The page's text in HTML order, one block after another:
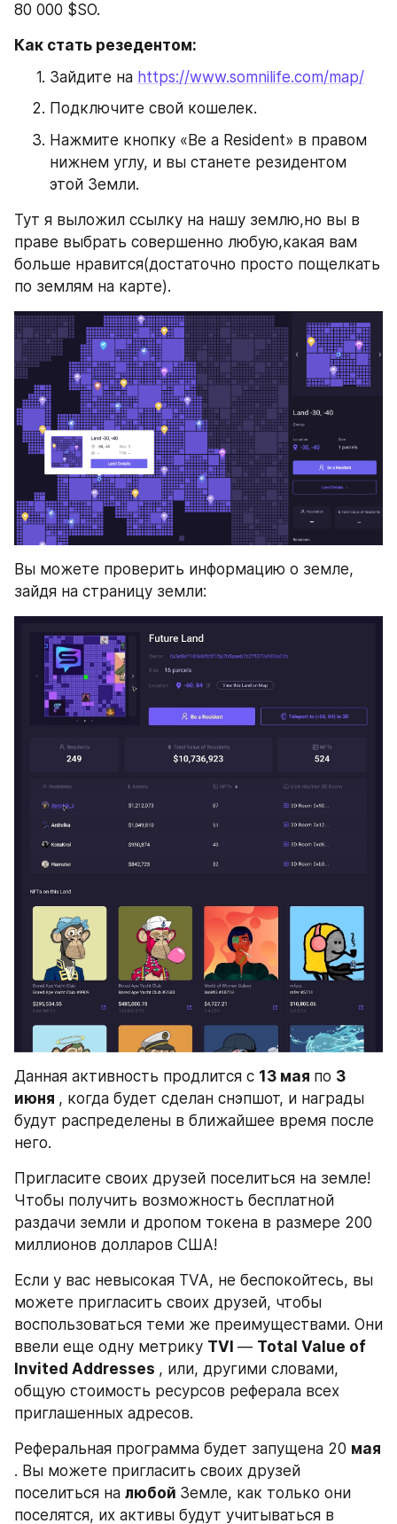
80 000 $SO.
Как стать резедентом:
Зайдите на https://www.somnilife.com/map/
Подключите свой кошелек.
Нажмите кнопку «Be a Resident» в правом
нижнем углу, и вы станете резидентом
этой Земли.
Тут я выложил ссылку на нашу землю,но вы в
праве выбрать совершенно любую,какая вам
больше нравится(достаточно просто пощелкать
по землям на карте).
Вы можете проверить информацию о земле,
зайдя на страницу земли:
Данная активность продлится с 13 мая по 3
июня , когда будет сделан снэпшот, и награды
будут распределены в ближайшее время после
него.
Пригласите своих друзей поселиться на земле!
Чтобы получить возможность бесплатной
раздачи земли и дропом токена в размере 200
миллионов долларов США!
Если у вас невысокая TVA, не беспокойтесь, вы
можете пригласить своих друзей, чтобы
воспользоваться теми же преимуществами. Они
ввели еще одну метрику TVI — Total Value of
Invited Addresses , или, другими словами,
общую стоимость ресурсов реферала всех
приглашенных адресов.
Реферальная программа будет запущена 20
. Вы можете пригласить своих друзей
поселиться на любой Земле, как только они
поселятся, их активы будут учитываться в